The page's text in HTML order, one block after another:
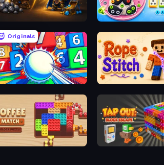
Gothic Story RPG
Originals
Rope Stitch Puzzle
Coffee Match: Block Puzzle Tap Out: Block Escape